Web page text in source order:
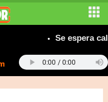
Se espera